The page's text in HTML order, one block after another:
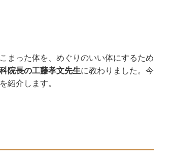
まった体を、めぐりのいい体にするため
院長の工藤孝文先生に教わりました。今
紹介します。